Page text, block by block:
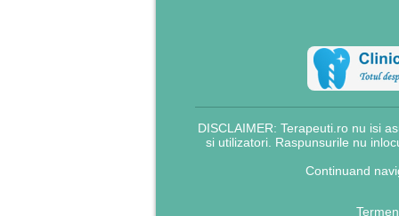
DISCLAIMER: Terapeuti.ro nu isi
si utilizatori. Raspunsurile nu
Continuand